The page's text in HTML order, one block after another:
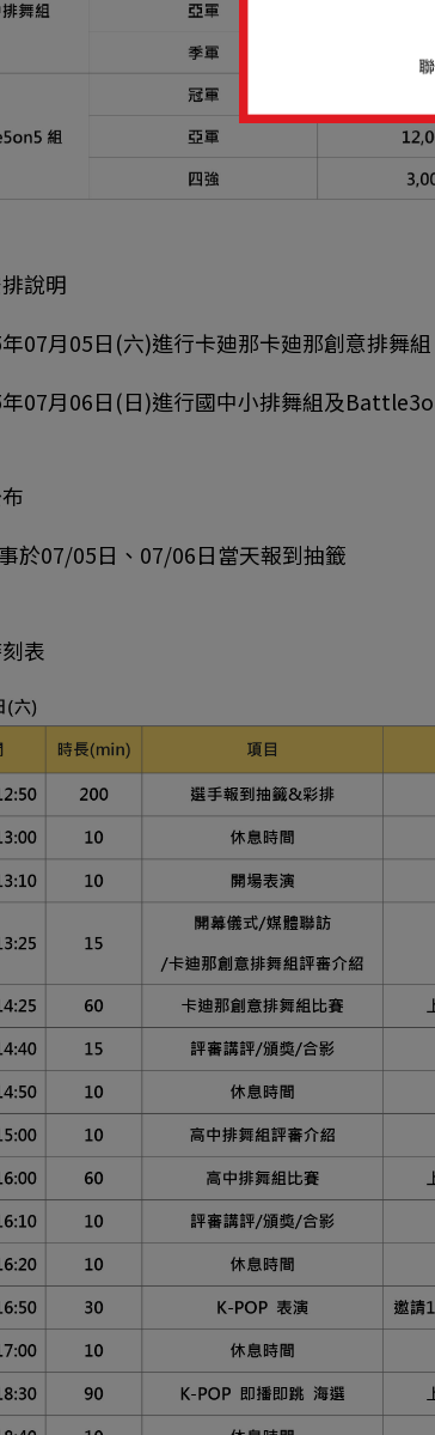
說明
07月05日(六)進行卡廸那卡廸那創意排舞
07月06日(日)進行國中小排舞組及
於07/05日、07/06日當天報到抽籤
表